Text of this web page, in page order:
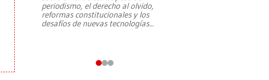
periodismo, el derecho al olvido,
reformas constitucionales y los
desafíos de nuevas tecnologías...